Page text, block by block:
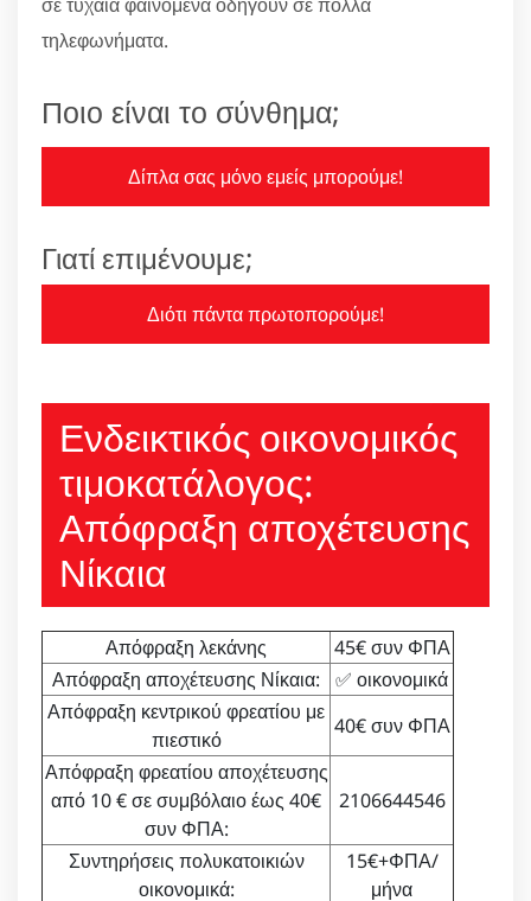
τηλεφωνήματα.
Ποιο είναι το σύνθημα;
Δίπλα σας μόνο εμείς μπορούμε!
Γιατί επιμένουμε;
Διότι πάντα πρωτοπορούμε!
Ενδεικτικός οικονομικός
τιμοκατάλογος:
Απόφραξη αποχέτευσης
Νίκαια
Απόφραξη λεκάνης
45€ συν ΦΠΑ
Απόφραξη αποχέτευσης Νίκαια:
✅ οικονομικά
Απόφραξη κεντρικού φρεατίου με
πιεστικό
40€ συν ΦΠΑ
Απόφραξη φρεατίου αποχέτευσης
από 10 € σε συμβόλαιο έως 40€
συν ΦΠΑ:
2106644546
Συντηρήσεις πολυκατοικιών
οικονομικά:
15€+ΦΠΑ/
μήνα